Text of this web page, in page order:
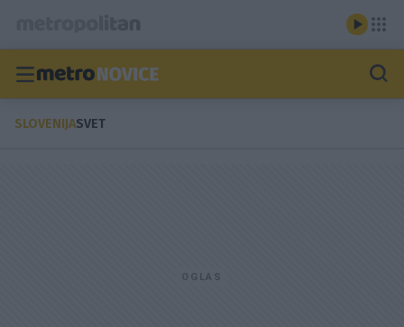
SLOVENIJASVET